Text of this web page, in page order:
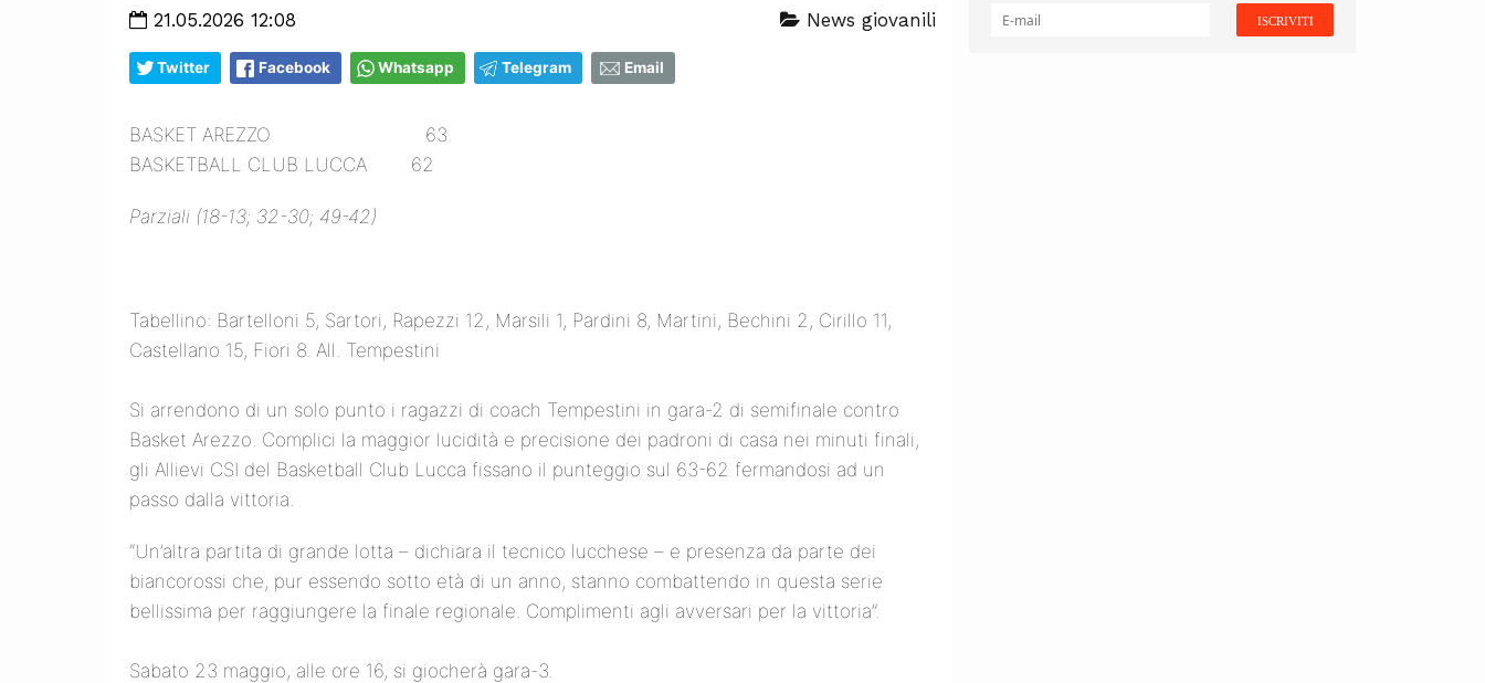
21.05.2026 12:08 News giovanili
Twitter Facebook Whatsapp Telegram Email
BASKET AREZZO 63
BASKETBALL CLUB LUCCA 62
Parziali (18-13; 32-30; 49-42)
Tabellino: Bartelloni 5, Sartori, Rapezzi 12, Marsili 1, Pardini 8, Martini, Bechini 2, Cirillo 11,
Castellano 15, Fiori 8. All. Tempestini
Si arrendono di un solo punto i ragazzi di coach Tempestini in gara-2 di semifinale contro
Basket Arezzo. Complici la maggior lucidità e precisione dei padroni di casa nei minuti finali,
gli Allievi CSI del Basketball Club Lucca fissano il punteggio sul 63-62 fermandosi ad un
passo dalla vittoria.
“Un’altra partita di grande lotta – dichiara il tecnico lucchese – e presenza da parte dei
biancorossi che, pur essendo sotto età di un anno, stanno combattendo in questa serie
bellissima per raggiungere la finale regionale. Complimenti agli avversari per la vittoria”.
Sabato 23 maggio, alle ore 16, si giocherà gara-3.